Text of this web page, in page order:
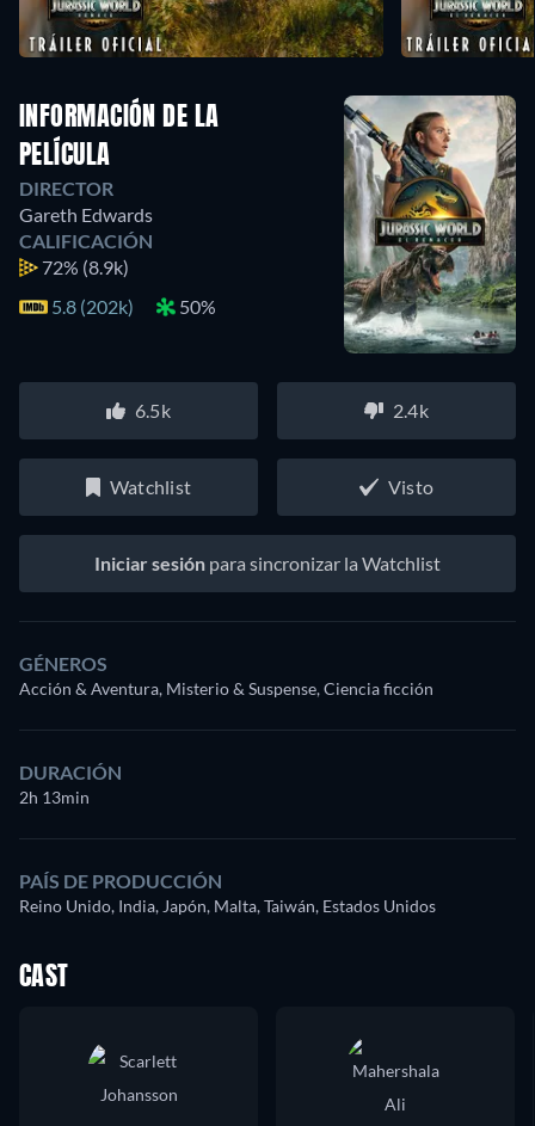
INFORMACIÓN DE LA
PELÍCULA
DIRECTOR
Gareth Edwards
CALIFICACIÓN
72% (8.9k)
5.8 (202k)
50%
6.5k 2.4k
Watchlist Visto
Iniciar sesión para sincronizar la Watchlist
GÉNEROS
Acción & Aventura, Misterio & Suspense, Ciencia ficción
DURACIÓN
2h 13min
PAÍS DE PRODUCCIÓN
Reino Unido, India, Japón, Malta, Taiwán, Estados Unidos
CAST